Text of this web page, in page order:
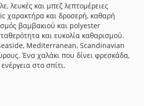
λευκές και μπεζ λεπτομέρειες
χαρακτήρα και δροσερή, καθαρή
βαμβακιού και polyester
και ευκολία καθαρισμού.
Mediterranean, Scandinavian
Ένα χαλάκι που δίνει φρεσκάδα,
στο σπίτι.